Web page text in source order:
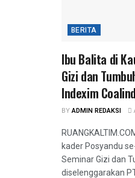
BERITA
Ibu Balita di
Gizi dan
Indexim
BYADMIN REDAKSI
kader Posyandu
Seminar Gizi dan
diselenggarakan